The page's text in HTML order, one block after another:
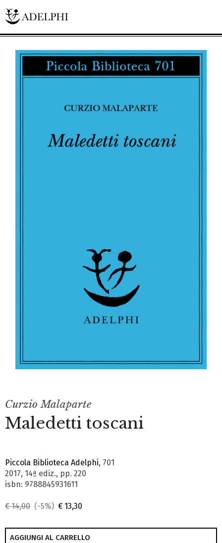
Curzio Malaparte
Maledetti toscani
Piccola Biblioteca Adelphi, 701
2017, 14ª ediz., pp. 220
isbn: 9788845931611
€ 14,00 (-5%) € 13,30
AGGIUNGI AL CARRELLO